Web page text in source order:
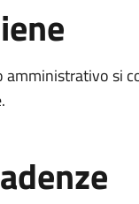
amministrativo si